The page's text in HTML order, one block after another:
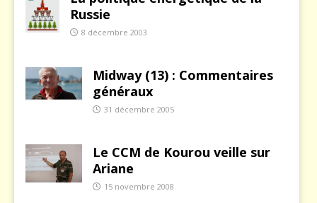
Russie
8 décembre 2003
Midway (13) : Commentaires
généraux
31 décembre 2005
Le CCM de Kourou veille sur
Ariane
15 novembre 2008